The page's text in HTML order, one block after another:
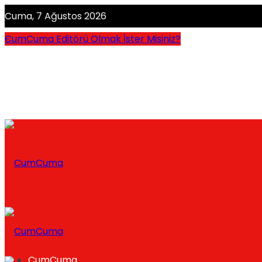
Cuma, 7 Ağustos 2026
CumCuma Editörü Olmak İster Misiniz?